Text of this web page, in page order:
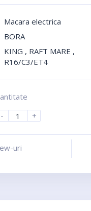
Macara electrica
BORA
KING , RAFT MARE ,
R16/C3/ET4
-
+
uri